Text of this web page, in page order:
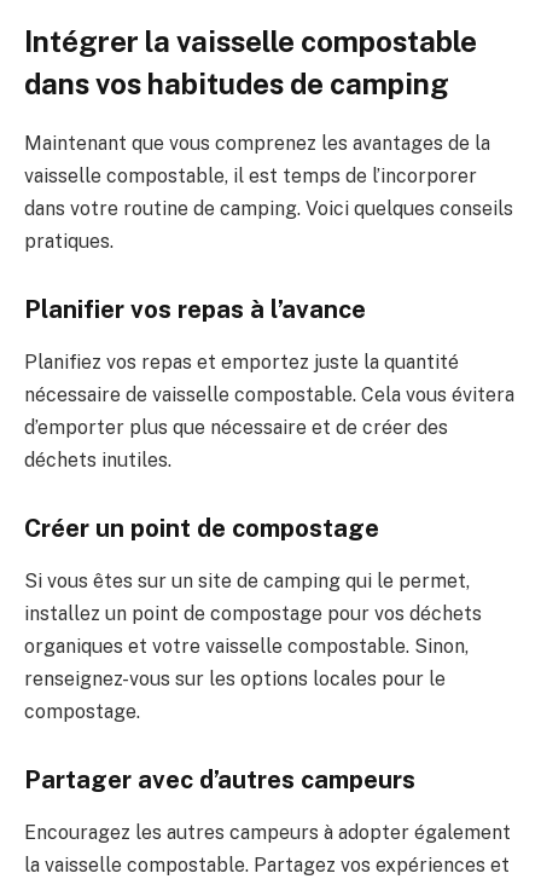
Intégrer la vaisselle compostable
dans vos habitudes de camping
Maintenant que vous comprenez les avantages de la
vaisselle compostable, il est temps de l’incorporer
dans votre routine de camping. Voici quelques conseils
pratiques.
Planifier vos repas à l’avance
Planifiez vos repas et emportez juste la quantité
nécessaire de vaisselle compostable. Cela vous évitera
d’emporter plus que nécessaire et de créer des
déchets inutiles.
Créer un point de compostage
Si vous êtes sur un site de camping qui le permet,
installez un point de compostage pour vos déchets
organiques et votre vaisselle compostable. Sinon,
renseignez-vous sur les options locales pour le
compostage.
Partager avec d’autres campeurs
Encouragez les autres campeurs à adopter également
la vaisselle compostable. Partagez vos expériences et